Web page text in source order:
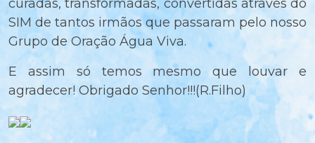
curadas, transformadas, convertidas através do
SIM de tantos irmãos que passaram pelo nosso
Grupo de Oração Água Viva.
E assim só temos mesmo que louvar e
agradecer! Obrigado Senhor!!!(R.Filho)